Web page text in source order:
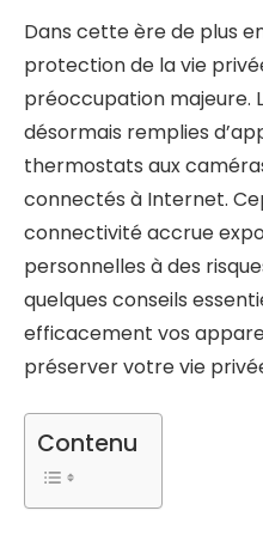
Dans cette ère de plus
protection de la vie
préoccupation majeure.
désormais remplies
thermostats aux
connectés à Internet.
connectivité accrue
personnelles à des
quelques conseils
efficacement vos
préserver votre vie
Contenu